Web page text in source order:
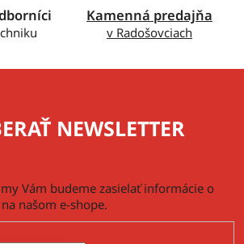
i
Kamenná predajňa
v Radošovciach
NEWSLETTER
Vám budeme zasielať informácie o
našom e-shope.